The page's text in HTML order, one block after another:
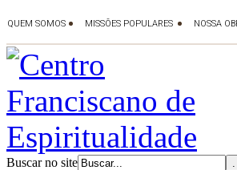
Buscar no site